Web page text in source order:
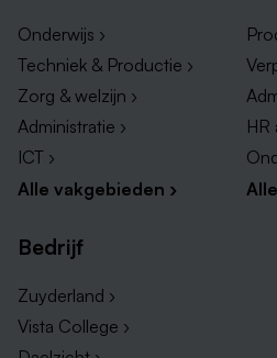
Vacatures
Onderwijs ›
Techniek & Productie ›
Zorg & welzijn ›
Administratie ›
ICT ›
Alle vakgebieden ›
HR
Bedrijf
Zuyderland ›
Vista College ›